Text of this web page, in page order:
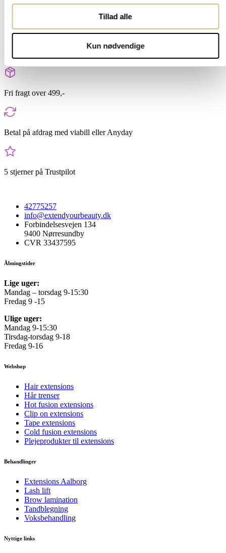
Tillad alle
Kun nødvendige
Hurtig levering 1-2 hverdage
Bestil inden 16 og pakken sendes samme dag
Fri fragt over 499,-
Betal på afdrag med viabill eller Anyday
5 stjerner på Trustpilot
42775257
info@extendyourbeauty.dk
Forbindelsesvejen 134
9400 Nørresundby
CVR 33437595
Åbningstider
Lige uger:
Mandag – torsdag 9-15:30
Fredag 9 -15
Ulige uger:
Mandag 9-15:30
Tirsdag-torsdag 9-18
Fredag 9-16
Webshop
Hair extensions
Hår trenser
Hot fusion extensions
Clip on extensions
Tape extensions
Cold fusion extensions
Plejeprodukter til extensions
Behandlinger
Extensions Aalborg
Lash lift
Brow lamination
Tandblegning
Voksbehandling
Nyttige links